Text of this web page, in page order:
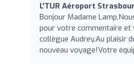
L'TUR Aéroport
Bonjour Madame
pour votre commentaire
collègue Audrey.Au plaisir
nouveau voyage!Votre